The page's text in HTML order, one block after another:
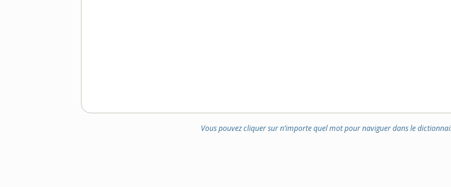
Vous pouvez cliquer sur n’importe quel mot pour naviguer dans le